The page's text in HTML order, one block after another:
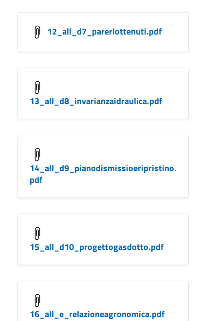
12_all_d7_pareriottenuti.pdf
13_all_d8_invarianzaidraulica.pdf
14_all_d9_pianodismissioeripristino.
pdf
15_all_d10_progettogasdotto.pdf
16_all_e_relazioneagronomica.pdf